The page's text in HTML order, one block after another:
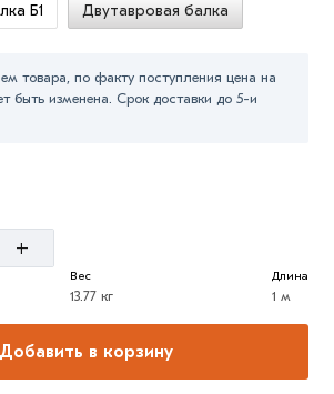
Б1 Двутавровая балка
товара, по факту поступления цена на
быть изменена. Срок доставки до 5-и
+
Вес
13.77 кг
Длина
1 м
Добавить в корзину